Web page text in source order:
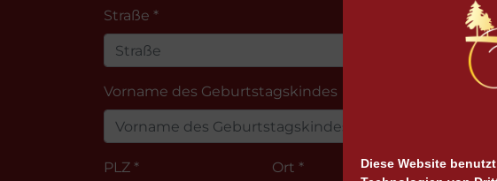
Straße *
Vorname des Geburtstagskindes
PLZ * Ort *
Diese Website